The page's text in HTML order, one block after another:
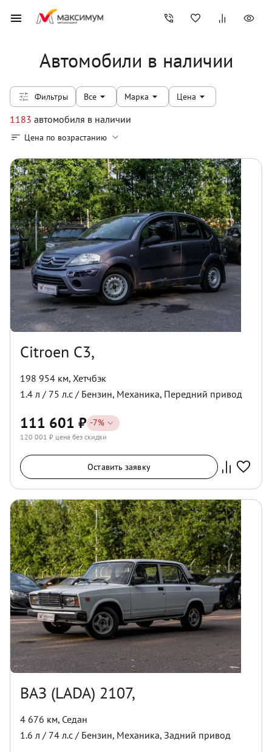
Автомобили в наличии
Фильтры Все Марка Цена
1183 автомобиля в наличии
Цена по возрастанию
Citroen C3,
198 954 км, Хетчбэк
1.4 л / 75 л.с / Бензин, Механика, Передний привод
111 601 ₽ -7%
120 001 ₽ цена без скидки
Оставить заявку
ВАЗ (LADA) 2107,
4 676 км, Седан
1.6 л / 74 л.с / Бензин, Механика, Задний привод